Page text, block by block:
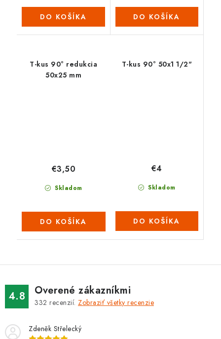
DO KOŠÍKA DO KOŠÍKA
T-kus 90° redukcia
50x25 mm
Skladom
€3,50
DO KOŠÍKA
T-kus 90° 50x1 1/2"
Skladom
€4
DO KOŠÍKA
4.8 Overené zákazníkmi
332 recenzií. Zobraziť všetky recenzie
Zdeněk Střelecký